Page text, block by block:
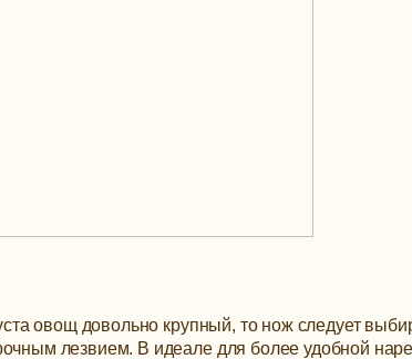
овощ довольно крупный, то нож следует
лезвием. В идеале для более удобной